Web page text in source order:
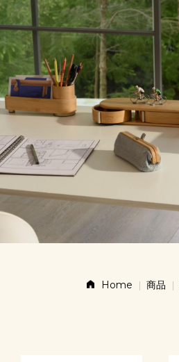
Home 商品
故事
商品
新聞
商店